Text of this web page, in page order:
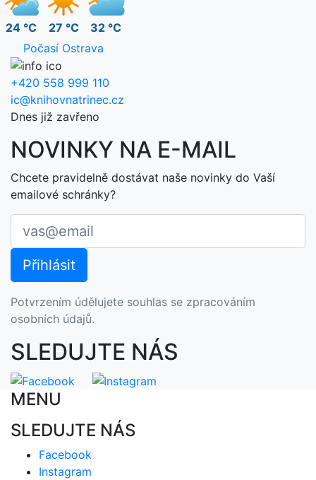
24 °C 27 °C
32 °C
Počasí Ostrava
+420 558 999 110
ic@knihovnatrinec.cz
Dnes již zavřeno
NOVINKY NA E-MAIL
Chcete pravidelně dostávat naše novinky do Vaší
emailové schránky?
Potvrzením údělujete souhlas se zpracováním
osobních údajů.
SLEDUJTE NÁS
MENU
SLEDUJTE NÁS
Facebook
Instagram